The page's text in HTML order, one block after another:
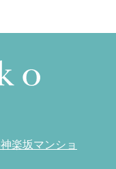
楽坂マンショ